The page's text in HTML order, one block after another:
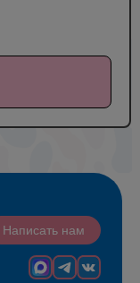
Написать нам